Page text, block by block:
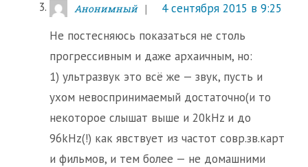
Анонимный
4 сентября 2015 в 9:25
Не постесняюсь показаться не столь
прогрессивным и даже архаичным, но:
1) ультразвук это всё же — звук, пусть и
ухом невоспринимаемый достаточно(и то
некоторое слышат выше и 20kHz и до
96kHz(!) как явствует из частот совр.зв.карт
и фильмов, и тем более — не домашними